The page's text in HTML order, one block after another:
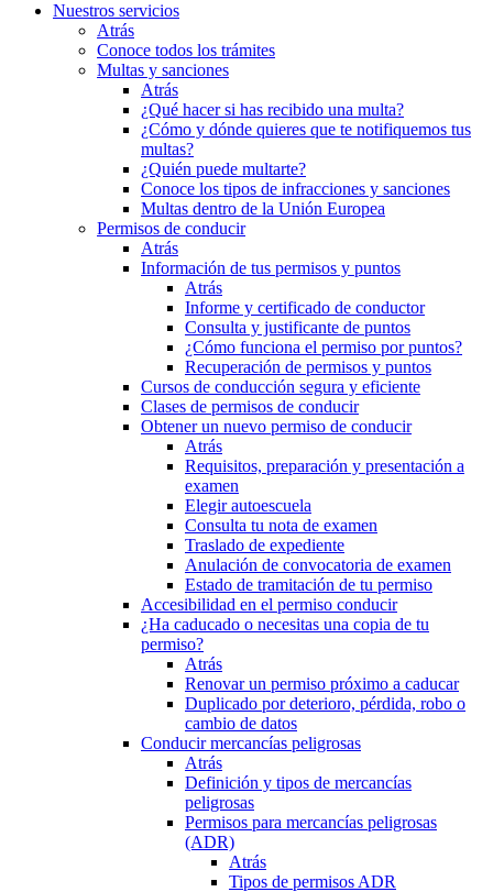
Nuestros servicios
Atrás
Conoce todos los trámites
Multas y sanciones
Atrás
¿Qué hacer si has recibido una multa?
¿Cómo y dónde quieres que te notifiquemos tus
multas?
¿Quién puede multarte?
Conoce los tipos de infracciones y sanciones
Multas dentro de la Unión Europea
Permisos de conducir
Atrás
Información de tus permisos y puntos
Atrás
Informe y certificado de conductor
Consulta y justificante de puntos
¿Cómo funciona el permiso por puntos?
Recuperación de permisos y puntos
Cursos de conducción segura y eficiente
Clases de permisos de conducir
Obtener un nuevo permiso de conducir
Atrás
Requisitos, preparación y presentación a
examen
Elegir autoescuela
Consulta tu nota de examen
Traslado de expediente
Anulación de convocatoria de examen
Estado de tramitación de tu permiso
Accesibilidad en el permiso conducir
¿Ha caducado o necesitas una copia de tu
permiso?
Atrás
Renovar un permiso próximo a caducar
Duplicado por deterioro, pérdida, robo o
cambio de datos
Conducir mercancías peligrosas
Atrás
Definición y tipos de mercancías
peligrosas
Permisos para mercancías peligrosas
(ADR)
Atrás
Tipos de permisos ADR